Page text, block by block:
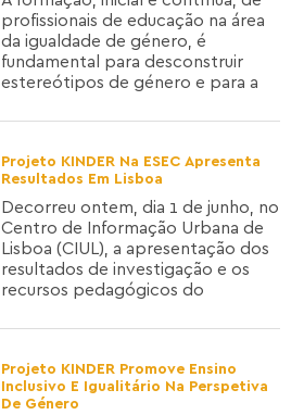
profissionais de educação na área
da igualdade de género, é
fundamental para desconstruir
estereótipos de género e para a
Projeto KINDER Na ESEC Apresenta
Resultados Em Lisboa
Decorreu ontem, dia 1 de junho, no
Centro de Informação Urbana de
Lisboa (CIUL), a apresentação dos
resultados de investigação e os
recursos pedagógicos do
Projeto KINDER Promove Ensino
Inclusivo E Igualitário Na Perspetiva
De Género